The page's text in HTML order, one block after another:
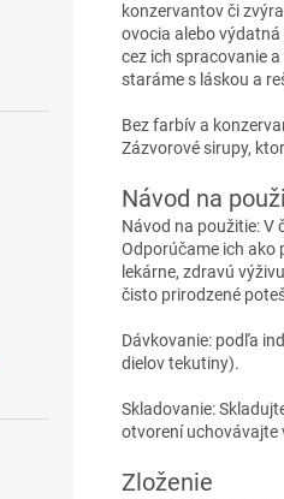
konzervantov či
ovocia alebo výdatná
cez ich spracovanie
staráme s láskou a
Bez farbív a
Zázvorové sirupy,
Návod na
Návod na použitie: V
Odporúčame ich ako
lekárne, zdravú
čisto prirodzené
Dávkovanie: podľa
dielov tekutiny).
Skladovanie:
otvorení uchovávajte
Zloženie